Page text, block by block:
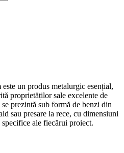
un produs metalurgic esențial,
proprietăților sale excelente de
prezintă sub formă de benzi din
sau presare la rece, cu dimensiuni
ale fiecărui proiect.